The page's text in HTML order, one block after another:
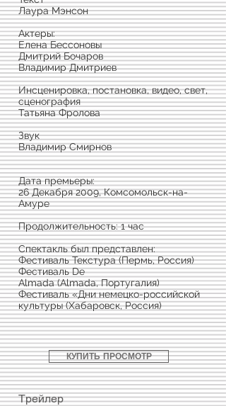
Лаура Мэнсон
Актеры:
Елена Бессоновы
Дмитрий Бочаров
Владимир Дмитриев
Инсценировка, постановка, видео, свет,
сценография
Татьяна Фролова
Звук
Владимир Смирнов
Дата премьеры:
26 Декабря 2009, Комсомольск-на-
Амуре
Продолжительность: 1 час
Спектакль был представлен:
Фестиваль Текстура (Пермь, Россия)
Фестиваль De
Almada (Almada, Португалия)
Фестиваль «Дни немецко-российской
культуры (Хабаровск, Россия)
Трейлер
КУПИТЬ ПРОСМОТР